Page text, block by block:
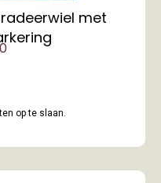
met
op te slaan.